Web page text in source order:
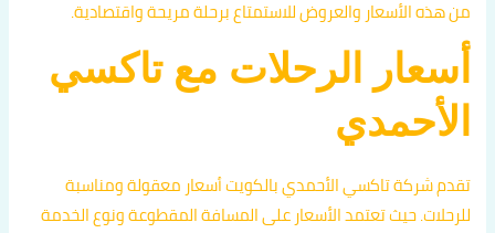
من هذه الأسعار والعروض للاستمتاع برحلة مريحة واقتصادية.
أسعار الرحلات مع تاكسي
الأحمدي
تقدم شركة تاكسي الأحمدي بالكويت أسعار معقولة ومناسبة
للرحلات. حيث تعتمد الأسعار على المسافة المقطوعة ونوع الخدمة